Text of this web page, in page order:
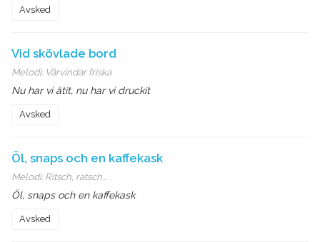
Avsked
Vid skövlade bord
Melodi: Vårvindar friska
Nu har vi ätit, nu har vi druckit
Avsked
Öl, snaps och en kaffekask
Melodi: Ritsch, ratsch...
Öl, snaps och en kaffekask
Avsked